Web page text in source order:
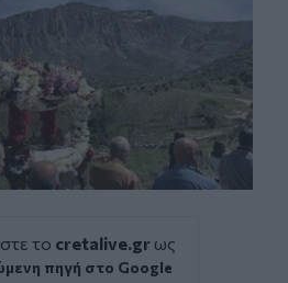
το cretalive.gr ως
πηγή στο Google